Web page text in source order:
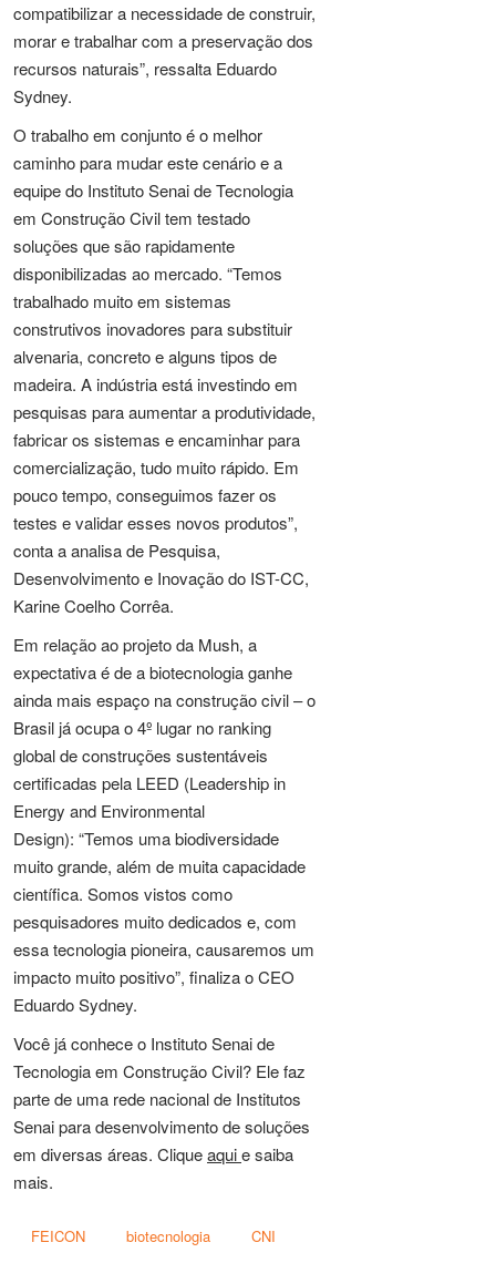
compatibilizar a necessidade de construir,
morar e trabalhar com a preservação dos
recursos naturais”, ressalta Eduardo
Sydney.
O trabalho em conjunto é o melhor
caminho para mudar este cenário e a
equipe do Instituto Senai de Tecnologia
em Construção Civil tem testado
soluções que são rapidamente
disponibilizadas ao mercado. “Temos
trabalhado muito em sistemas
construtivos inovadores para substituir
alvenaria, concreto e alguns tipos de
madeira. A indústria está investindo em
pesquisas para aumentar a produtividade,
fabricar os sistemas e encaminhar para
comercialização, tudo muito rápido. Em
pouco tempo, conseguimos fazer os
testes e validar esses novos produtos”,
conta a analisa de Pesquisa,
Desenvolvimento e Inovação do IST-CC,
Karine Coelho Corrêa.
Em relação ao projeto da Mush, a
expectativa é de a biotecnologia ganhe
ainda mais espaço na construção civil – o
Brasil já ocupa o 4º lugar no ranking
global de construções sustentáveis
certificadas pela LEED (Leadership in
Energy and Environmental
Design): “Temos uma biodiversidade
muito grande, além de muita capacidade
científica. Somos vistos como
pesquisadores muito dedicados e, com
essa tecnologia pioneira, causaremos um
impacto muito positivo”, finaliza o CEO
Eduardo Sydney.
Você já conhece o Instituto Senai de
Tecnologia em Construção Civil? Ele faz
parte de uma rede nacional de Institutos
Senai para desenvolvimento de soluções
em diversas áreas. Cliqueaquie saiba
mais.
FEICON biotecnologia CNI